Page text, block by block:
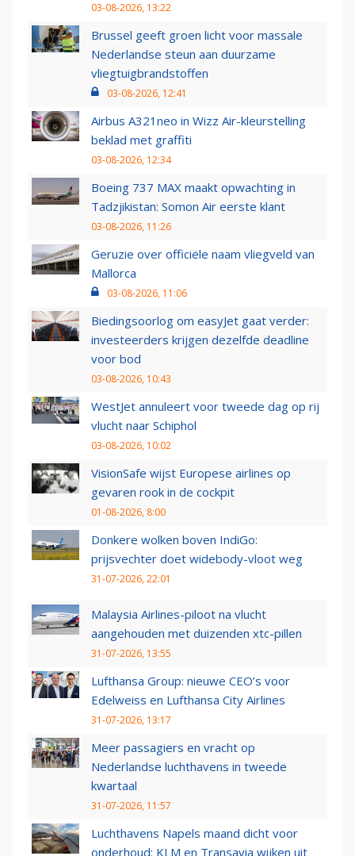
03-08-2026, 13:22
Brussel geeft groen licht voor massale
Nederlandse steun aan duurzame
vliegtuigbrandstoffen
03-08-2026, 12:41
Airbus A321neo in Wizz Air-kleurstelling
beklad met graffiti
03-08-2026, 12:34
Boeing 737 MAX maakt opwachting in
Tadzjikistan: Somon Air eerste klant
03-08-2026, 11:26
Geruzie over officiële naam vliegveld van
Mallorca
03-08-2026, 11:06
Biedingsoorlog om easyJet gaat verder:
investeerders krijgen dezelfde deadline
voor bod
03-08-2026, 10:43
WestJet annuleert voor tweede dag op rij
vlucht naar Schiphol
03-08-2026, 10:02
VisionSafe wijst Europese airlines op
gevaren rook in de cockpit
01-08-2026, 8:00
Donkere wolken boven IndiGo:
prijsvechter doet widebody-vloot weg
31-07-2026, 22:01
Malaysia Airlines-piloot na vlucht
aangehouden met duizenden xtc-pillen
31-07-2026, 13:55
Lufthansa Group: nieuwe CEO’s voor
Edelweiss en Lufthansa City Airlines
31-07-2026, 13:17
Meer passagiers en vracht op
Nederlandse luchthavens in tweede
kwartaal
31-07-2026, 11:57
Luchthavens Napels maand dicht voor
onderhoud: KLM en Transavia wijken uit